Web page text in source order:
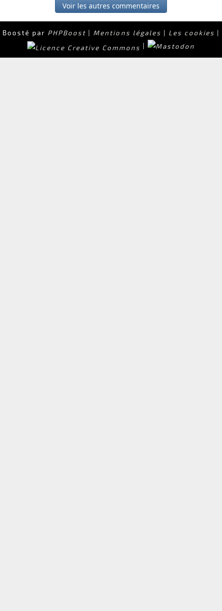
Voir les autres commentaires
Boosté par PHPBoost | Mentions légales | Les cookies |
|